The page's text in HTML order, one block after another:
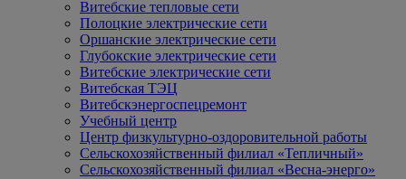
Витебские тепловые сети
Полоцкие электрические сети
Оршанские электрические сети
Глубокские электрические сети
Витебские электрические сети
Витебская ТЭЦ
Витебскэнергоспецремонт
Учебный центр
Центр физкультурно-оздоровительной работы
Сельскохозяйственный филиал «Тепличный»
Сельскохозяйственный филиал «Весна-энерго»